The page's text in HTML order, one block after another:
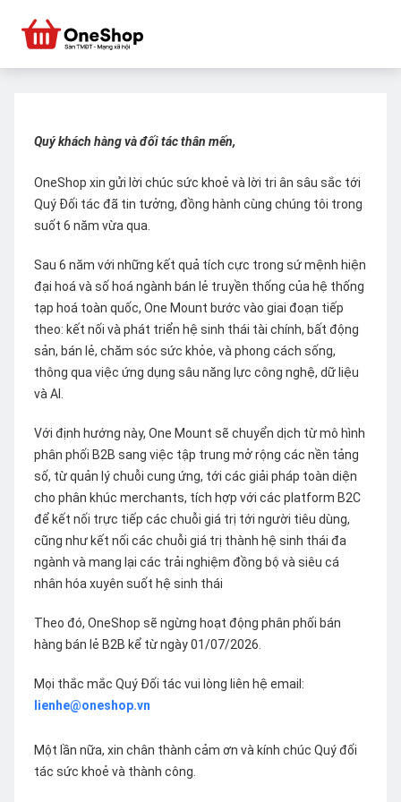
Quý khách hàng và đối tác thân mến,
OneShop xin gửi lời chúc sức khoẻ và lời tri ân sâu sắc tới
Quý Đối tác đã tin tưởng, đồng hành cùng chúng tôi trong
suốt 6 năm vừa qua.
Sau 6 năm với những kết quả tích cực trong sứ mệnh hiện
đại hoá và số hoá ngành bán lẻ truyền thống của hệ thống
tạp hoá toàn quốc, One Mount bước vào giai đoạn tiếp
theo: kết nối và phát triển hệ sinh thái tài chính, bất động
sản, bán lẻ, chăm sóc sức khỏe, và phong cách sống,
thông qua việc ứng dụng sâu năng lực công nghệ, dữ liệu
và AI.
Với định hướng này, One Mount sẽ chuyển dịch từ mô hình
phân phối B2B sang việc tập trung mở rộng các nền tảng
số, từ quản lý chuỗi cung ứng, tới các giải pháp toàn diện
cho phân khúc merchants, tích hợp với các platform B2C
để kết nối trực tiếp các chuỗi giá trị tới người tiêu dùng,
cũng như kết nối các chuỗi giá trị thành hệ sinh thái đa
ngành và mang lại các trải nghiệm đồng bộ và siêu cá
nhân hóa xuyên suốt hệ sinh thái
Theo đó, OneShop sẽ ngừng hoạt động phân phối bán
hàng bán lẻ B2B kể từ ngày 01/07/2026.
Mọi thắc mắc Quý Đối tác vui lòng liên hệ email:
lienhe@oneshop.vn
Một lần nữa, xin chân thành cảm ơn và kính chúc Quý đối
tác sức khoẻ và thành công.